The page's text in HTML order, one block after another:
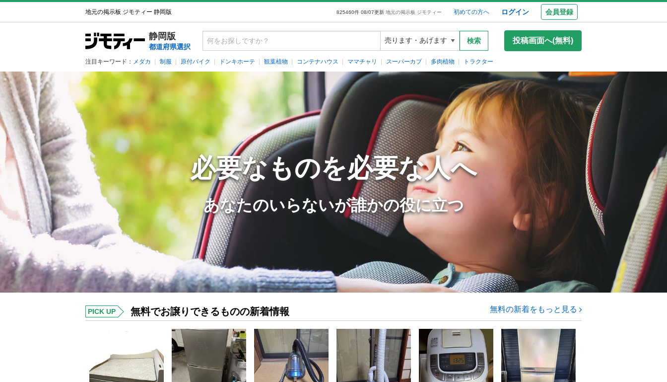
地元の掲示板 ジモティー 静岡版 825460件 08/07更新 地元の掲示板 ジモティー 初めての方へ ログイン 会員登録
静岡版
都道府県選択
検索 投稿画面へ(無料)
注目キーワード： メダカ 制服 原付バイク ドンキホーテ 観葉植物 コンテナハウス ママチャリ スーパーカブ 多肉植物 トラクター
必要なものを必要な人へ
あなたのいらないが誰かの役に立つ
PICK UP 無料でお譲りできるものの新着情報 無料の新着をもっと見る